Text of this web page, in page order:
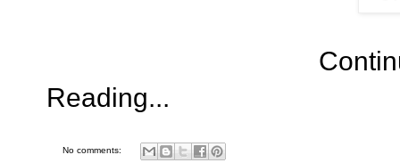
Reading...
No comments: